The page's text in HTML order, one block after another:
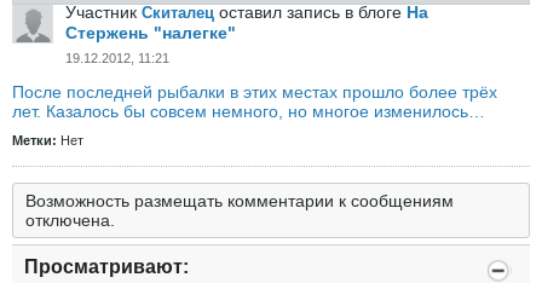
Участник Скиталец оставил запись в блоге На
Стержень "налегке"
19.12.2012, 11:21
После последней рыбалки в этих местах прошло более трёх
лет. Казалось бы совсем немного, но многое изменилось…
Метки: Нет
Возможность размещать комментарии к сообщениям
отключена.
Просматривают: